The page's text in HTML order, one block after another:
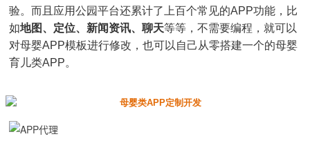
验。而且应用公园平台还累计了上百个常见的APP功能，比
如地图、定位、新闻资讯、聊天等等，不需要编程，就可以
对母婴APP模板进行修改，也可以自己从零搭建一个的母婴
育儿类APP。